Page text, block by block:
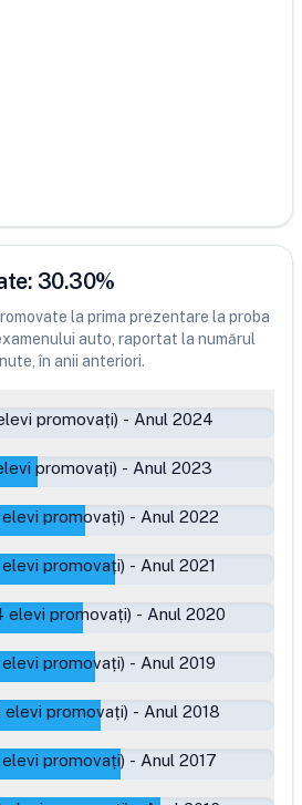
30.30%
la prima prezentare la proba
auto, raportat la numărul
în anii anteriori.
promovați) - Anul 2024
promovați) - Anul 2023
elevi promovați) - Anul 2022
elevi promovați) - Anul 2021
elevi promovați) - Anul 2020
elevi promovați) - Anul 2019
elevi promovați) - Anul 2018
elevi promovați) - Anul 2017